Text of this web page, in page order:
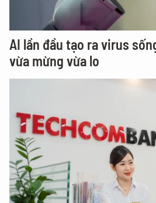
AI lần đầu tạo ra virus
vừa mừng vừa lo